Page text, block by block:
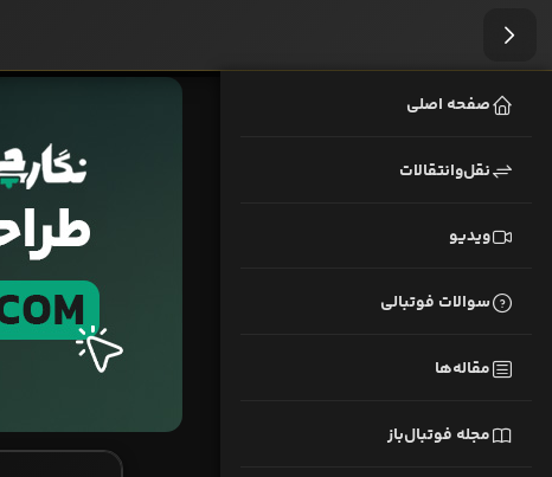
صفحه اصلی
نقل‌وانتقالات
ویدیو
سوالات فوتبالی
مقاله‌ها
مجله فوتبال‌باز